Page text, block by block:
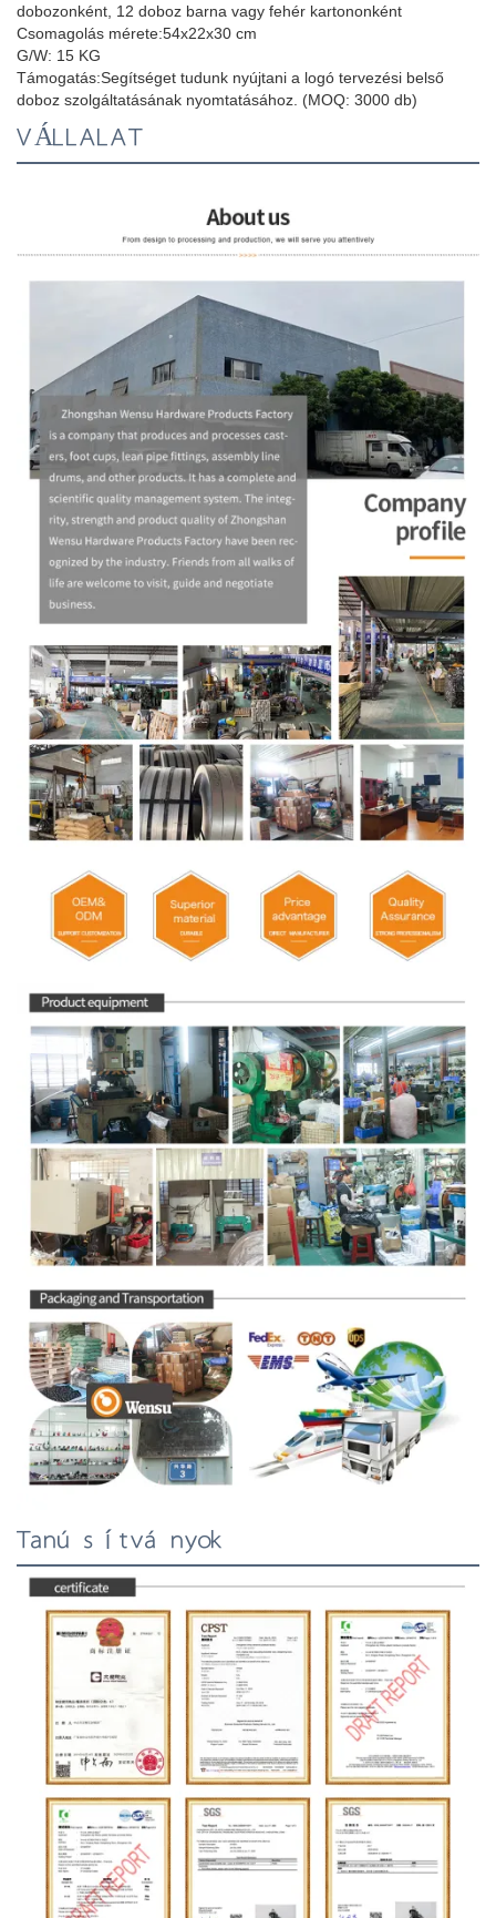
dobozonként, 12 doboz barna vagy fehér kartononként
Csomagolás mérete:54x22x30 cm
G/W: 15 KG
Támogatás:Segítséget tudunk nyújtani a logó tervezési belső
doboz szolgáltatásának nyomtatásához. (MOQ: 3000 db)
VÁLLALAT
Tanúsítványok